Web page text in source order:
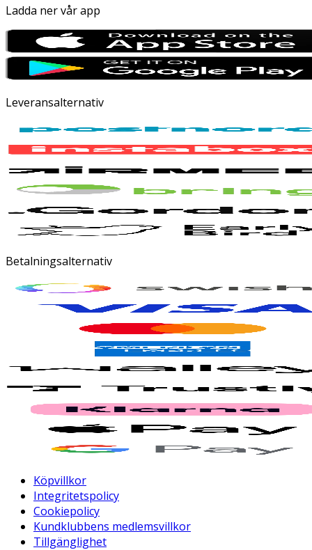
Ladda ner vår app
Leveransalternativ
Betalningsalternativ
Köpvillkor
Integritetspolicy
Cookiepolicy
Kundklubbens medlemsvillkor
Tillgänglighet